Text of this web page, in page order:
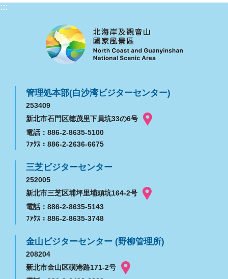
:::
管理処本部(白沙湾ビジターセンター)
253409
新北市石門区徳茂里下員坑33の6号
電話：886-2-8635-5100
ﾌｧｸｽ：886-2-2636-6675
三芝ビジターセンター
252005
新北市三芝区埔坪里埔頭坑164-2号
電話：886-2-8635-5143
ﾌｧｸｽ：886-2-8635-3748
金山ビジターセンター (野柳管理所)
208204
新北市金山区磺港路171-2号